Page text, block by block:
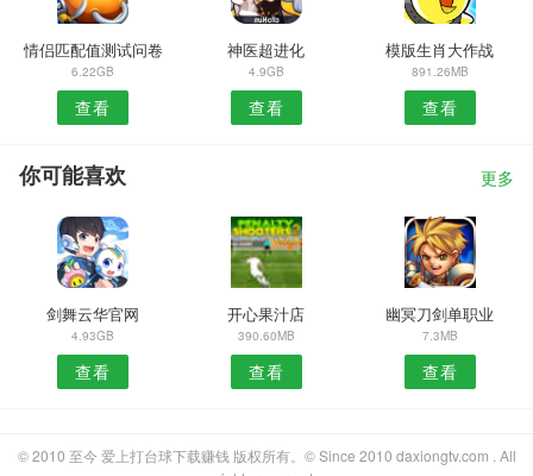
情侣匹配值测试问卷
6.22GB
查看
神医超进化
4.9GB
查看
模版生肖大作战
891.26MB
查看
你可能喜欢 更多
剑舞云华官网
4.93GB
查看
开心果汁店
390.60MB
查看
幽冥刀剑单职业
7.3MB
查看
© 2010 至今 爱上打台球下载赚钱 版权所有。© Since 2010 daxiongtv.com . All